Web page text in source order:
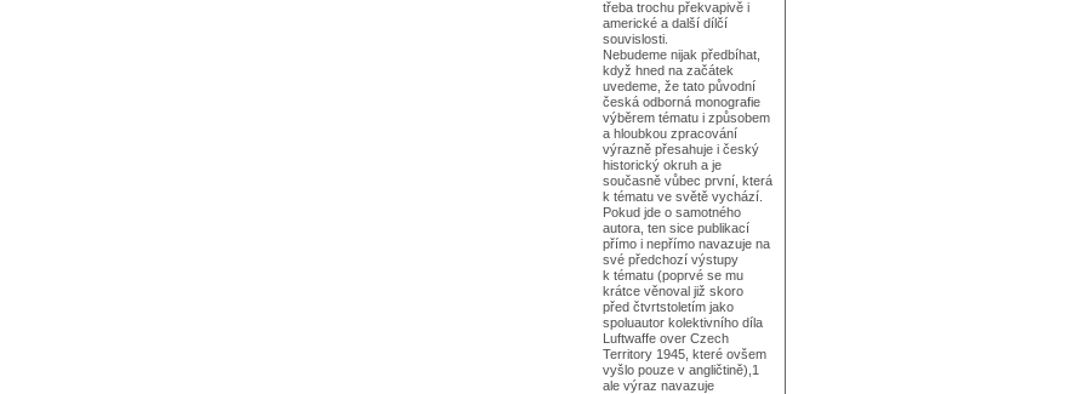
třeba trochu překvapivě i
americké a další dílčí
souvislosti.
Nebudeme nijak předbíhat,
když hned na začátek
uvedeme, že tato původní
česká odborná monografie
výběrem tématu i způsobem
a hloubkou zpracování
výrazně přesahuje i český
historický okruh a je
současně vůbec první, která
k tématu ve světě vychází.
Pokud jde o samotného
autora, ten sice publikací
přímo i nepřímo navazuje na
své předchozí výstupy
k tématu (poprvé se mu
krátce věnoval již skoro
před čtvrtstoletím jako
spoluautor kolektivního díla
Luftwaffe over Czech
Territory 1945, které ovšem
vyšlo pouze v angličtině),1
ale výraz navazuje